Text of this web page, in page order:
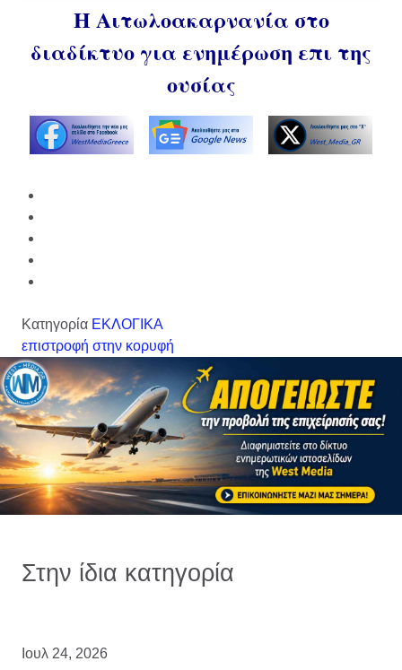
Η Αιτωλοακαρνανία στο
διαδίκτυο για ενημέρωση επι της
ουσίας
Κατηγορία ΕΚΛΟΓΙΚΑ
επιστροφή στην κορυφή
Στην ίδια κατηγορία
Ιουλ 24, 2026